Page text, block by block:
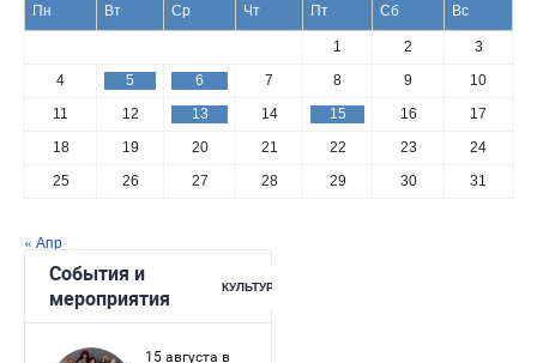
Пн
Вт Ср Чт Пт Сб Вс
1 2
3
4
5 6 7 8 9
10
11
12 13 14 15 16
17
18
19 20 21 22 23
24
25
26 27 28 29 30 31
« Апр